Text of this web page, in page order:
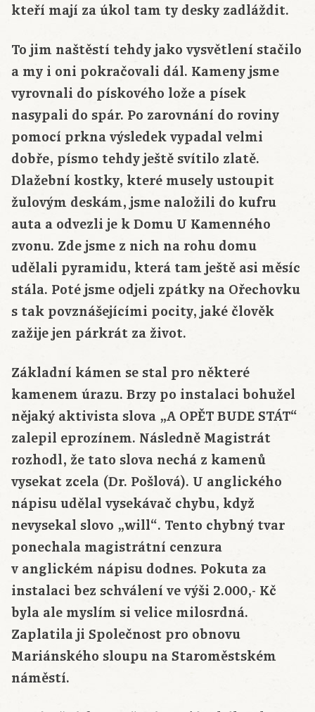
kteří mají za úkol tam ty desky zadláždit.
To jim naštěstí tehdy jako vysvětlení stačilo
a my i oni pokračovali dál. Kameny jsme
vyrovnali do pískového lože a písek
nasypali do spár. Po zarovnání do roviny
pomocí prkna výsledek vypadal velmi
dobře, písmo tehdy ještě svítilo zlatě.
Dlažební kostky, které musely ustoupit
žulovým deskám, jsme naložili do kufru
auta a odvezli je k Domu U Kamenného
zvonu. Zde jsme z nich na rohu domu
udělali pyramidu, která tam ještě asi měsíc
stála. Poté jsme odjeli zpátky na Ořechovku
s tak povznášejícími pocity, jaké člověk
zažije jen párkrát za život.
Základní kámen se stal pro některé
kamenem úrazu. Brzy po instalaci bohužel
nějaký aktivista slova „A OPĚT BUDE STÁT“
zalepil eprozínem. Následně Magistrát
rozhodl, že tato slova nechá z kamenů
vysekat zcela (Dr. Pošlová). U anglického
nápisu udělal vysekávač chybu, když
nevysekal slovo „will“. Tento chybný tvar
ponechala magistrátní cenzura
v anglickém nápisu dodnes. Pokuta za
instalaci bez schválení ve výši 2.000,- Kč
byla ale myslím si velice milosrdná.
Zaplatila ji Společnost pro obnovu
Mariánského sloupu na Staroměstském
náměstí.